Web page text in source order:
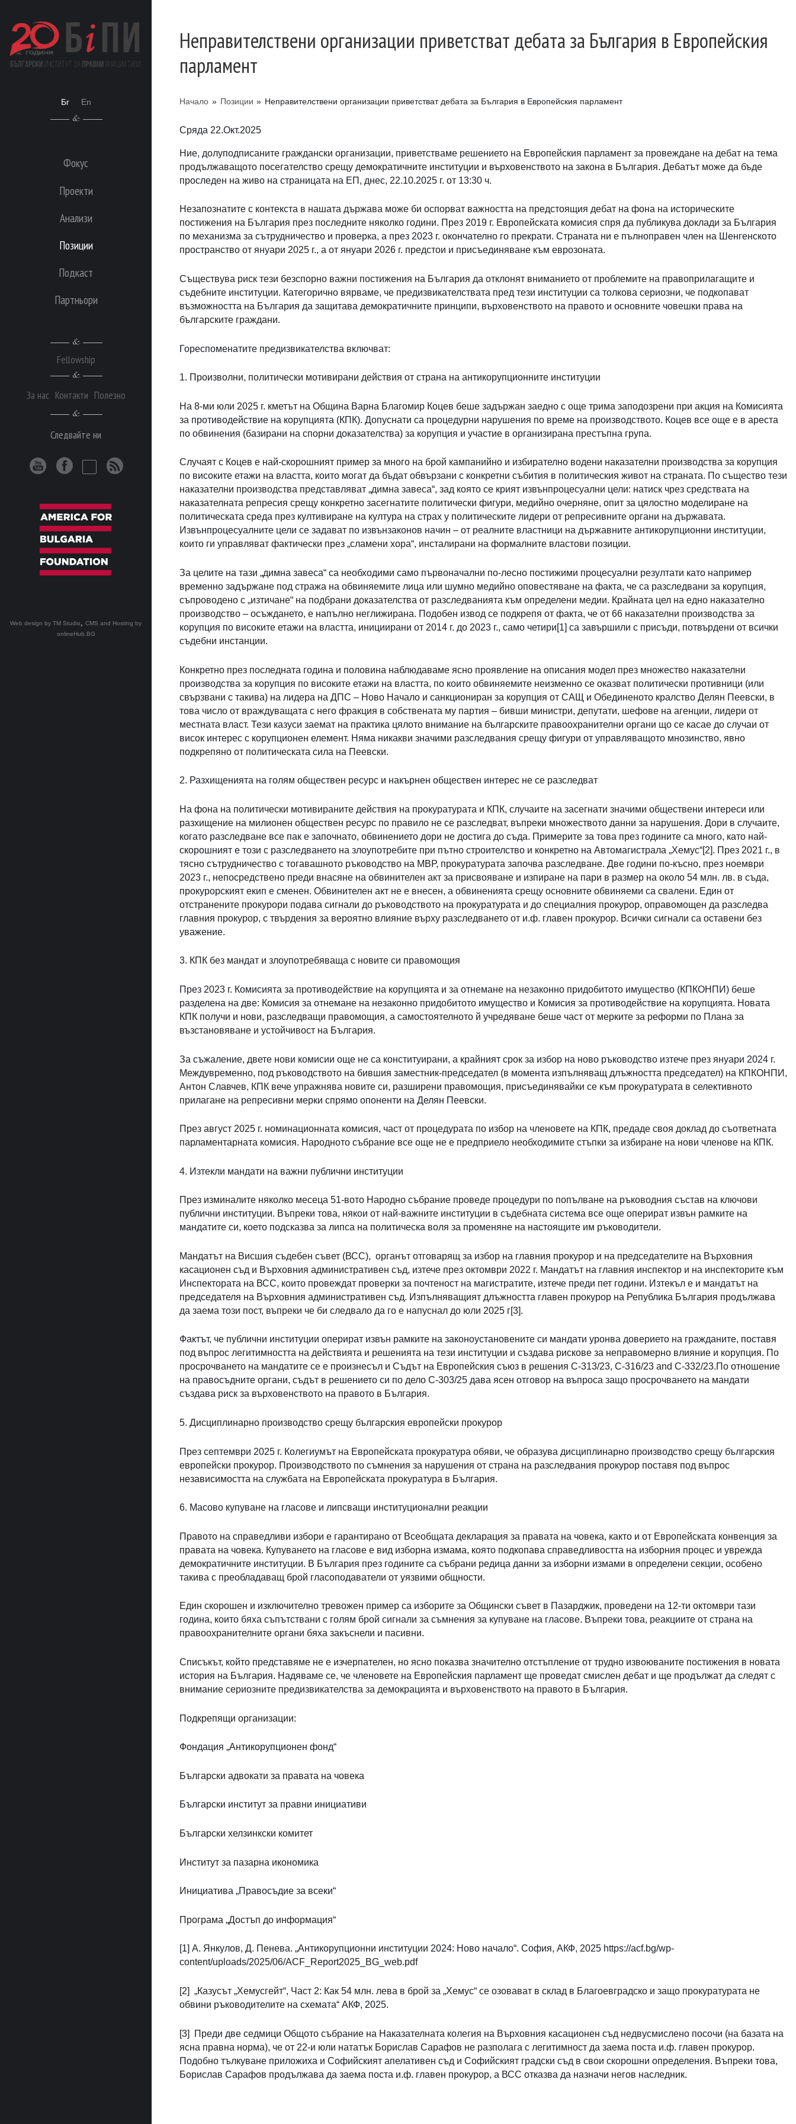
Бг En
Неправителствени организации приветстват дебата за България в Европейския
парламент
Начало » Позиции » Неправителствени организации приветстват дебата за България в Европейския парламент
Сряда 22.Окт.2025
Ние, долуподписаните граждански организации, приветстваме решението на Европейския парламент за провеждане на дебат на тема
продължаващото посегателство срещу демократичните институции и върховенството на закона в България. Дебатът може да бъде
проследен на живо на страницата на ЕП, днес, 22.10.2025 г. от 13:30 ч.
Незапознатите с контекста в нашата държава може би оспорват важността на предстоящия дебат на фона на историческите
постижения на България през последните няколко години. През 2019 г. Европейската комисия спря да публикува доклади за България
по механизма за сътрудничество и проверка, а през 2023 г. окончателно го прекрати. Страната ни е пълноправен член на Шенгенското
пространство от януари 2025 г., а от януари 2026 г. предстои и присъединяване към еврозоната.
Съществува риск тези безспорно важни постижения на България да отклонят вниманието от проблемите на правоприлагащите и
съдебните институции. Категорично вярваме, че предизвикателствата пред тези институции са толкова сериозни, че подкопават
възможността на България да защитава демократичните принципи, върховенството на правото и основните човешки права на
българските граждани.
Гореспоменатите предизвикателства включват:
1. Произволни, политически мотивирани действия от страна на антикорупционните институции
На 8-ми юли 2025 г. кметът на Община Варна Благомир Коцев беше задържан заедно с още трима заподозрени при акция на Комисията
за противодействие на корупцията (КПК). Допуснати са процедурни нарушения по време на производството. Коцев все още е в ареста
по обвинения (базирани на спорни доказателства) за корупция и участие в организирана престъпна група.
Случаят с Коцев е най-скорошният пример за много на брой кампанийно и избирателно водени наказателни производства за корупция
по високите етажи на властта, които могат да бъдат обвързани с конкретни събития в политическия живот на страната. По същество тези
наказателни производства представляват „димна завеса“, зад която се крият извънпроцесуални цели: натиск чрез средствата на
наказателната репресия срещу конкретно засегнатите политически фигури, медийно очерняне, опит за цялостно моделиране на
политическата среда през култивиране на култура на страх у политическите лидери от репресивните органи на държавата.
Извънпроцесуалните цели се задават по извънзаконов начин – от реалните властници на държавните антикорупционни институции,
които ги управляват фактически през „сламени хора“, инсталирани на формалните властови позиции.
За целите на тази „димна завеса“ са необходими само първоначални по-лесно постижими процесуални резултати като например
временно задържане под стража на обвиняемите лица или шумно медийно оповестяване на факта, че са разследвани за корупция,
съпроводено с „изтичане“ на подбрани доказателства от разследванията към определени медии. Крайната цел на едно наказателно
производство – осъждането, е напълно неглижирана. Подобен извод се подкрепя от факта, че от 66 наказателни производства за
корупция по високите етажи на властта, инициирани от 2014 г. до 2023 г., само четири[1] са завършили с присъди, потвърдени от всички
съдебни инстанции.
Конкретно през последната година и половина наблюдаваме ясно проявление на описания модел през множество наказателни
производства за корупция по високите етажи на властта, по които обвиняемите неизменно се оказват политически противници (или
свързвани с такива) на лидера на ДПС – Ново Начало и санкциониран за корупция от САЩ и Обединеното кралство Делян Пеевски, в
това число от враждуващата с него фракция в собствената му партия – бивши министри, депутати, шефове на агенции, лидери от
местната власт. Тези казуси заемат на практика цялото внимание на българските правоохранителни органи що се касае до случаи от
висок интерес с корупционен елемент. Няма никакви значими разследвания срещу фигури от управляващото мнозинство, явно
подкрепяно от политическата сила на Пеевски.
2. Разхищенията на голям обществен ресурс и накърнен обществен интерес не се разследват
На фона на политически мотивираните действия на прокуратурата и КПК, случаите на засегнати значими обществени интереси или
разхищение на милионен обществен ресурс по правило не се разследват, въпреки множеството данни за нарушения. Дори в случаите,
когато разследване все пак е започнато, обвинението дори не достига до съда. Примерите за това през годините са много, като най-
скорошният е този с разследването на злоупотребите при пътно строителство и конкретно на Автомагистрала „Хемус“[2]. През 2021 г., в
тясно сътрудничество с тогавашното ръководство на МВР, прокуратурата започва разследване. Две години по-късно, през ноември
2023 г., непосредствено преди внасяне на обвинителен акт за присвояване и изпиране на пари в размер на около 54 млн. лв. в съда,
прокурорският екип е сменен. Обвинителен акт не е внесен, а обвиненията срещу основните обвиняеми са свалени. Един от
отстранените прокурори подава сигнали до ръководството на прокуратурата и до специалния прокурор, оправомощен да разследва
главния прокурор, с твърдения за вероятно влияние върху разследването от и.ф. главен прокурор. Всички сигнали са оставени без
уважение.
3. КПК без мандат и злоупотребяваща с новите си правомощия
През 2023 г. Комисията за противодействие на корупцията и за отнемане на незаконно придобитото имущество (КПКОНПИ) беше
разделена на две: Комисия за отнемане на незаконно придобитото имущество и Комисия за противодействие на корупцията. Новата
КПК получи и нови, разследващи правомощия, а самостоятелното й учредяване беше част от мерките за реформи по Плана за
възстановяване и устойчивост на България.
За съжаление, двете нови комисии още не са конституирани, а крайният срок за избор на ново ръководство изтече през януари 2024 г.
Междувременно, под ръководството на бившия заместник-председател (в момента изпълняващ длъжността председател) на КПКОНПИ,
Антон Славчев, КПК вече упражнява новите си, разширени правомощия, присъединявайки се към прокуратурата в селективното
прилагане на репресивни мерки спрямо опоненти на Делян Пеевски.
През август 2025 г. номинационната комисия, част от процедурата по избор на членовете на КПК, предаде своя доклад до съответната
парламентарната комисия. Народното събрание все още не е предприело необходимите стъпки за избиране на нови членове на КПК.
4. Изтекли мандати на важни публични институции
През изминалите няколко месеца 51-вото Народно събрание проведе процедури по попълване на ръководния състав на ключови
публични институции. Въпреки това, някои от най-важните институции в съдебната система все още оперират извън рамките на
мандатите си, което подсказва за липса на политическа воля за променяне на настоящите им ръководители.
Мандатът на Висшия съдебен съвет (ВСС), органът отговарящ за избор на главния прокурор и на председателите на Върховния
касационен съд и Върховния административен съд, изтече през октомври 2022 г. Мандатът на главния инспектор и на инспекторите към
Инспектората на ВСС, които провеждат проверки за почтеност на магистратите, изтече преди пет години. Изтекъл е и мандатът на
председателя на Върховния административен съд. Изпълняващият длъжността главен прокурор на Република България продължава
да заема този пост, въпреки че би следвало да го е напуснал до юли 2025 г[3].
Фактът, че публични институции оперират извън рамките на законоустановените си мандати уронва доверието на гражданите, поставя
под въпрос легитимността на действията и решенията на тези институции и създава рискове за неправомерно влияние и корупция. По
просрочването на мандатите се е произнесъл и Съдът на Европейския съюз в решения C‑313/23, C‑316/23 and C‑332/23.По отношение
на правосъдните органи, съдът в решението си по дело C-303/25 дава ясен отговор на въпроса защо просрочването на мандати
създава риск за върховенството на правото в България.
5. Дисциплинарно производство срещу българския европейски прокурор
През септември 2025 г. Колегиумът на Европейската прокуратура обяви, че образува дисциплинарно производство срещу българския
европейски прокурор. Производството по съмнения за нарушения от страна на разследвания прокурор поставя под въпрос
независимостта на службата на Европейската прокуратура в България.
6. Масово купуване на гласове и липсващи институционални реакции
Правото на справедливи избори е гарантирано от Всеобщата декларация за правата на човека, както и от Европейската конвенция за
правата на човека. Купуването на гласове е вид изборна измама, която подкопава справедливостта на изборния процес и уврежда
демократичните институции. В България през годините са събрани редица данни за изборни измами в определени секции, особено
такива с преобладаващ брой гласоподаватели от уязвими общности.
Един скорошен и изключително тревожен пример са изборите за Общински съвет в Пазарджик, проведени на 12-ти октомври тази
година, които бяха съпътствани с голям брой сигнали за съмнения за купуване на гласове. Въпреки това, реакциите от страна на
правоохранителните органи бяха закъснели и пасивни.
Списъкът, който представяме не е изчерпателен, но ясно показва значително отстъпление от трудно извоюваните постижения в новата
история на България. Надяваме се, че членовете на Европейския парламент ще проведат смислен дебат и ще продължат да следят с
внимание сериозните предизвикателства за демокрацията и върховенството на правото в България.
Подкрепящи организации:
Фондация „Антикорупционен фонд“
Български адвокати за правата на човека
Български институт за правни инициативи
Български хелзинкски комитет
Институт за пазарна икономика
Инициатива „Правосъдие за всеки“
Програма „Достъп до информация“
[1] А. Янкулов, Д. Пенева. „Антикорупционни институции 2024: Ново начало“. София, АКФ, 2025 https://acf.bg/wp-
content/uploads/2025/06/ACF_Report2025_BG_web.pdf
[2] „Казусът „Хемусгейт“, Част 2: Как 54 млн. лева в брой за „Хемус“ се озовават в склад в Благоевградско и защо прокуратурата не
обвини ръководителите на схемата“ АКФ, 2025.
[3] Преди две седмици Общото събрание на Наказателната колегия на Върховния касационен съд недвусмислено посочи (на базата на
ясна правна норма), че от 22-и юли нататък Борислав Сарафов не разполага с легитимност да заема поста и.ф. главен прокурор.
Подобно тълкуване приложиха и Софийският апелативен съд и Софийският градски съд в свои скорошни определения. Въпреки това,
Борислав Сарафов продължава да заема поста и.ф. главен прокурор, а ВСС отказва да назначи негов наследник.
Фокус
Проекти
Анализи
Позиции
Подкаст
Партньори
Fellowship
За нас Контакти Полезно
Следвайте ни
Web design by TM Studio, CMS and Hosting by
onlineHub.BG